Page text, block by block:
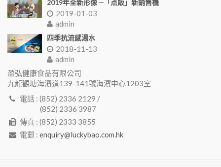
2019年全新形像 ─「点販」新銷售機
2019-01-03
admin
四季抗流感湯水
2018-11-13
admin
盈弘健康食品有限公司
九龍觀塘海濱道139-141號海濱中心1203室
電話 : (852) 2336 2129 /
(852) 2336 3987
傳真 : (852) 2333 3855
電郵 : enquiry@luckybao.com.hk